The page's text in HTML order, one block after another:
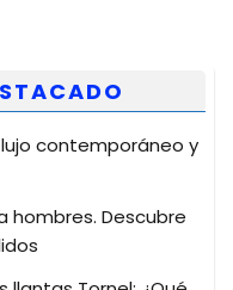
contemporáneo y
hombres. Descubre